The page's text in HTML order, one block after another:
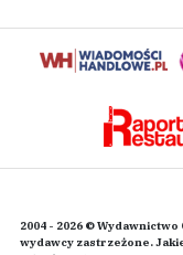
2004 - 2026 ©
wydawcy zastrzeżone.